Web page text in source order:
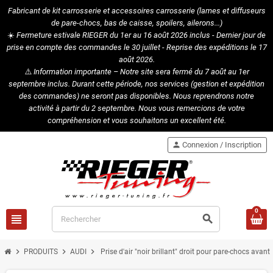
Fabricant de kit carrosserie et accessoires carrosserie (lames et diffuseurs
de pare-chocs, bas de caisse, spoilers, ailerons...)
☀️ Fermeture estivale RIEGER du 1er au 16 août 2026 inclus - Dernier jour de
prise en compte des commandes le 30 juillet - Reprise des expéditions le 17
août 2026.
⚠️Information importante – Notre site sera fermé du 7 août au 1er
septembre inclus. Durant cette période, nos services (gestion et expédition
des commandes) ne seront pas disponibles. Nous reprendrons notre
activité à partir du 2 septembre. Nous vous remercions de votre
compréhension et vous souhaitons un excellent été.
view_headline search
person Connexion / Inscription
0
chevron_right PRODUITS chevron_right AUDI chevron_right Prise d'air "noir brillant" droit pour pare-chocs avant